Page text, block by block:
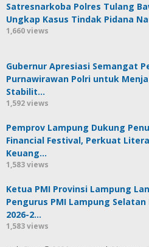
Satresnarkoba Polres Tulang
Ungkap Kasus Tindak Pidana
1,660 views
Gubernur Apresiasi Semangat
Purnawirawan Polri untuk
Stabilit…
1,592 views
Pemprov Lampung Dukung
Financial Festival, Perkuat
Keuang…
1,583 views
Ketua PMI Provinsi Lampung
Pengurus PMI Lampung
2026-2…
1,583 views